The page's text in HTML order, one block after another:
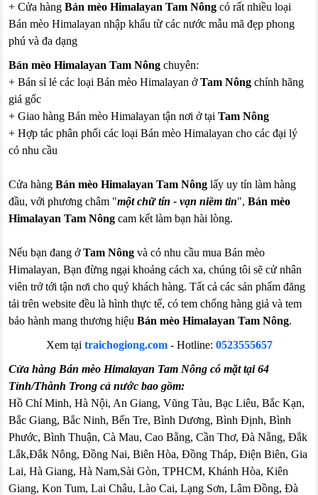
+ Cửa hàngBán mèo Himalayan Tam Nông có rất nhiều loại
Bán mèo Himalayan nhập khẩu từ các nước mẫu mã đẹp phong
phú và đa dạng
Bán mèo Himalayan Tam Nôngchuyên:
+ Bán sỉ lẻ các loại Bán mèo Himalayan ởTam Nông chính hãng
giá gốc
+ Giao hàng Bán mèo Himalayan tận nơi ở tạiTam Nông
+ Hợp tác phân phối các loại Bán mèo Himalayan cho các đại lý
có nhu cầu
Cửa hàngBán mèo Himalayan Tam Nông lấy uy tín làm hàng
đầu, với phương châm "một chữ tín - vạn niềm tin",Bán mèo
Himalayan Tam Nông cam kết làm bạn hài lòng.
Nếu bạn đang ởTam Nông và có nhu cầu mua Bán mèo
Himalayan, Bạn đừng ngại khoảng cách xa, chúng tôi sẽ cử nhân
viên trở tới tận nơi cho quý khách hàng. Tất cả các sản phẩm đăng
tải trên website đều là hình thực tế, có tem chống hàng giả và tem
bảo hành mang thương hiệuBán mèo Himalayan Tam Nông.
Xem tại traichogiong.com- Hotline: 0523555657
Cửa hàng Bán mèo Himalayan Tam Nông có mặt tại 64
Tỉnh/Thành Trong cả nước bao gồm:
Hồ Chí Minh, Hà Nội, An Giang, Vũng Tàu, Bạc Liêu, Bắc Kạn,
Bắc Giang, Bắc Ninh, Bến Tre, Bình Dương, Bình Định, Bình
Phước, Bình Thuận, Cà Mau, Cao Bằng, Cần Thơ, Đà Nẵng, Đắk
Lắk,Đắk Nông, Đồng Nai, Biên Hòa, Đồng Tháp, Điện Biên, Gia
Lai, Hà Giang, Hà Nam,Sài Gòn, TPHCM, Khánh Hòa, Kiên
Giang, Kon Tum, Lai Châu, Lào Cai, Lạng Sơn, Lâm Đồng, Đà